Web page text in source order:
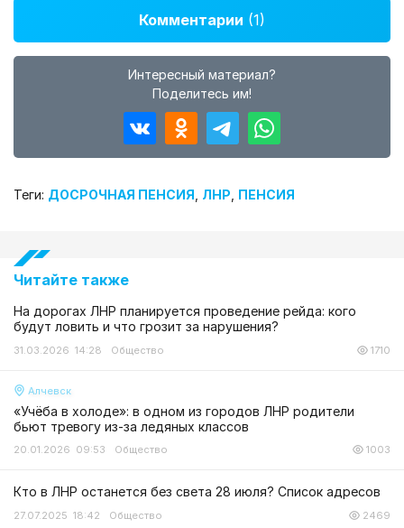
Комментарии (1)
Интересный материал?
Поделитесь им!
Теги: ДОСРОЧНАЯ ПЕНСИЯ ЛНР ПЕНСИЯ
Читайте также
На дорогах ЛНР планируется проведение рейда: кого
будут ловить и что грозит за нарушения?
31.03.2026 14:28 Общество 1710
Алчевск
«Учёба в холоде»: в одном из городов ЛНР родители
бьют тревогу из-за ледяных классов
20.01.2026 09:53 Общество 1003
Кто в ЛНР останется без света 28 июля? Список адресов
27.07.2025 18:42 Общество 2469